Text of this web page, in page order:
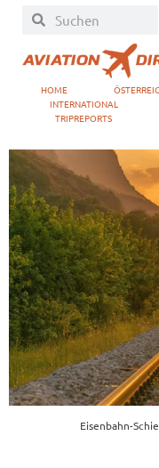
HOME
INTERNATIONAL
TRIPREPORTS
Eisenbahn-